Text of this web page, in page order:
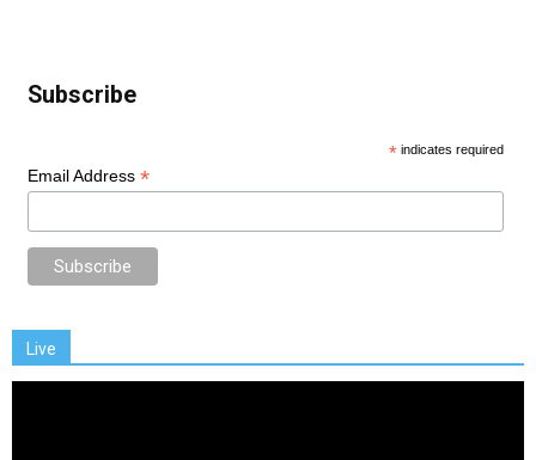
Subscribe
* indicates required
Email Address *
Live